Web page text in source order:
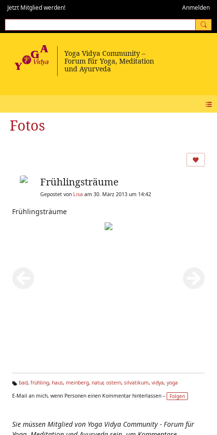
Jetzt Mitglied werden! Anmelden
Fotos
Frühlingsträume
Gepostet von Lisa am 30. März 2013 um 14:42
Frühlingsträume
g
bad, frühling, haus, meinberg, natur, ostern, silvatikum, vidya, yoga
E-Mail an mich, wenn Personen einen Kommentar hinterlassen –
Folgen
Sie müssen Mitglied von Yoga Vidya Community - Forum für